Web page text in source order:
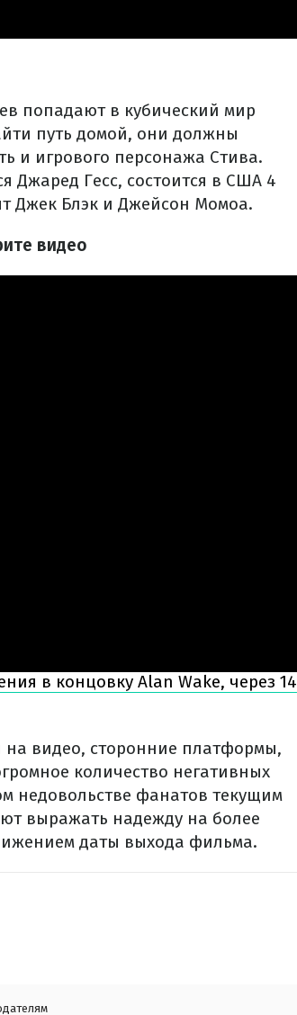
попадают в кубический мир
путь домой, они должны
и игрового персонажа Стива.
Джаред Гесс, состоится в США 4
Джек Блэк и Джейсон Момоа.
видео
в концовку Alan Wake, через 14
на видео, сторонние платформы,
количество негативных
недовольстве фанатов текущим
выражать надежду на более
даты выхода фильма.